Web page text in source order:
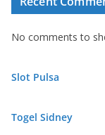
No comments to
Slot Pulsa
Togel Sidney